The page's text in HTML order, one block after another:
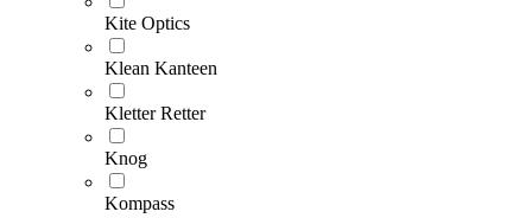
Kite Optics
Klean Kanteen
Kletter Retter
Knog
Kompass